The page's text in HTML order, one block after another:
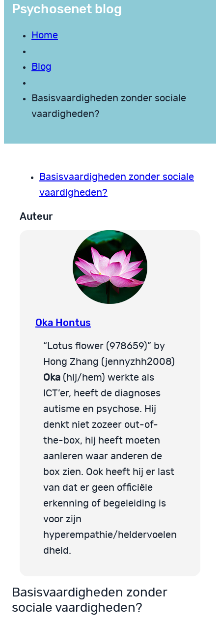
Psychosenet blog
Home
Blog
Basisvaardigheden zonder sociale
vaardigheden?
Basisvaardigheden zonder sociale
vaardigheden?
Auteur
Oka Hontus
“Lotus flower (978659)” by
Hong Zhang (jennyzhh2008)
Oka (hij/hem) werkte als
ICT’er, heeft de diagnoses
autisme en psychose. Hij
denkt niet zozeer out-of-
the-box, hij heeft moeten
aanleren waar anderen de
box zien. Ook heeft hij er last
van dat er geen officiële
erkenning of begeleiding is
voor zijn
hyperempathie/heldervoelen
dheid.
Basisvaardigheden zonder
sociale vaardigheden?